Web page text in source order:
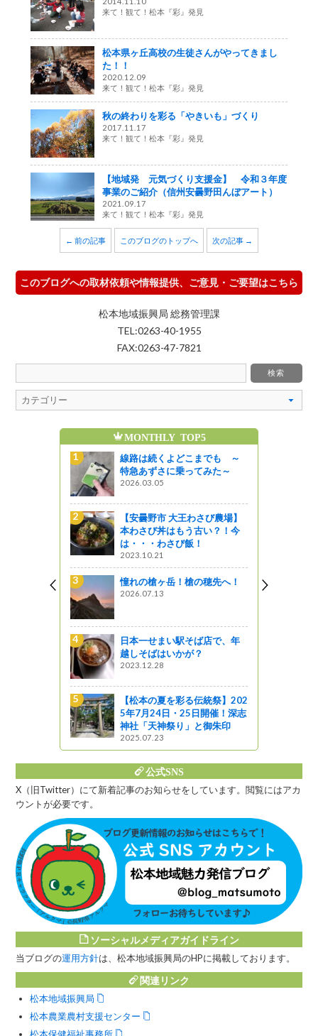
来て！観て！松本『彩』発見
松本県ヶ丘高校の生徒さんがやってきまし
た！！
2020.12.09
来て！観て！松本『彩』発見
秋の終わりを彩る「やきいも」づくり
2017.11.17
来て！観て！松本『彩』発見
【地域発 元気づくり支援金】 令和３年度
事業のご紹介（信州安曇野田んぼアート）
2021.09.17
来て！観て！松本『彩』発見
← 前の記事 このブログのトップへ 次の記事 →
このブログへの取材依頼や情報提供、ご意見・ご要望はこちら
松本地域振興局 総務管理課
TEL:0263-40-1955
FAX:0263-47-7821
MONTHLY TOP5
線路は続くよどこまでも ～
特急あずさに乗ってみた～
2026.03.05
【安曇野市 大王わさび農場】
本わさび丼はもう古い？！今
は・・・わさび飯！
2023.10.21
憧れの槍ヶ岳！槍の穂先へ！
2026.07.13
日本一せまい駅そば店で、年
越しそばはいかが？
2023.12.28
【松本の夏を彩る伝統祭】202
5年7月24日・25日開催！深志
神社「天神祭り」と御朱印
2025.07.23
公式SNS
X（旧Twitter）にて新着記事のお知らせをしています。閲覧にはアカ
ウントが必要です。
ソーシャルメディアガイドライン
当ブログの運用方針は、松本地域振興局のHPに掲載しております。
関連リンク
松本地域振興局
松本農業農村支援センター
松本保健福祉事務所